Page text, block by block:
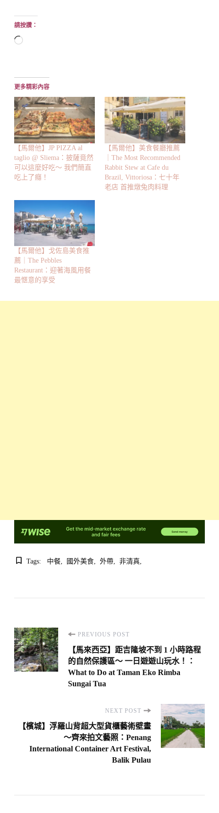
請按讚：
正
入...
更多精彩內容
【馬爾他】JP PIZZA al
taglio @ Sliema：披薩竟然
可以這麼好吃～ 我們簡直
吃上了癮！
【馬爾他】美食餐廳推薦
｜The Most Recommended
Rabbit Stew at Cafe du
Brazil, Vittoriosa：七十年
老店 首推燉兔肉料理
【馬爾他】戈佐島美食推
薦｜The Pebbles
Restaurant：迎著海風用餐
最愜意的享受
Tags: 中餐 國外美食 外帶 非清真
Post
Navigation
PREVIOUS POST
【馬來西亞】距吉隆坡不到 1 小時路程
的自然保護區～ 一日遊遊山玩水！：
What to Do at Taman Eko Rimba
Sungai Tua
NEXT POST
【檳城】浮羅山背超大型貨櫃藝術壁畫
～齊來拍文藝照：Penang
International Container Art Festival,
Balik Pulau